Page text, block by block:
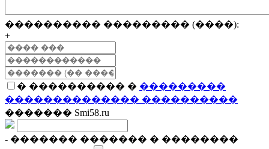
���������� ��������� (����):
+
� ���������� � ���������
�������������� ����������
������� Smi58.ru
- ������� ������� � ��������